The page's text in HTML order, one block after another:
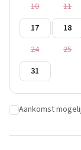
10
11
17
18
24
25
31
Aankomst